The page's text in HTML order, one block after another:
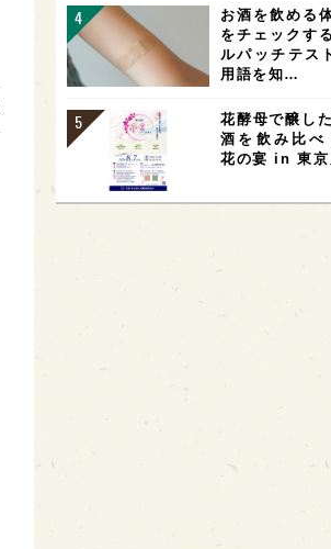
お酒を飲める
をチェックす
ルパッチテス
用語を知…
花酵母で醸し
酒を飲み比べ
花の宴 in 東